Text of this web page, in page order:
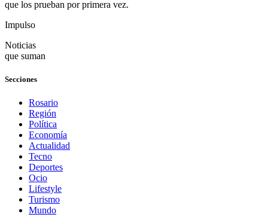
que los prueban por primera vez.
Impulso
Noticias
que suman
Secciones
Rosario
Región
Política
Economía
Actualidad
Tecno
Deportes
Ocio
Lifestyle
Turismo
Mundo